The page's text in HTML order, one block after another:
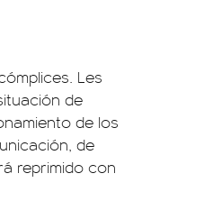
Les
de
de los
de
reprimido con